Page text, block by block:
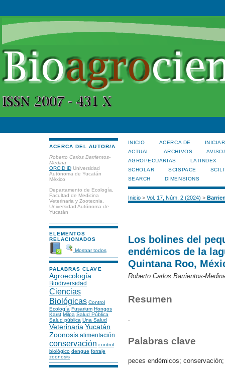
ACERCA DEL AUTOR/A
Roberto Carlos Barrientos-
Medina
ORCID iD Universidad
Autónoma de Yucatán
México
Departamento de Ecología,
Facultad de Medicina
Veterinaria y Zootecnia,
Universidad Autónoma de
Yucatán
ELEMENTOS
RELACIONADOS
Mostrar todos
PALABRAS CLAVE
Agroecología
Biodiversidad
Ciencias
Biológicas Control
Ecología Fusarium Hongos
Karst Milpa Salud Pública
Salud pública Una Salud
Veterinaria Yucatán
Zoonosis alimentación
conservación control
biológico dengue forraje
zoonosis
INICIO ACERCA DE
ACTUAL
ARCHIVOS
AGROPECUARIAS
LATINDEX
SCHOLAR
SCISPACE
SEARCH
DIMENSIONS
Inicio> Vol. 17, Núm. 2 (2024) >
Los bolines del
endémicos de la
Quintana Roo,
Roberto Carlos Barrientos-
Resumen
Palabras clave
peces endémicos;